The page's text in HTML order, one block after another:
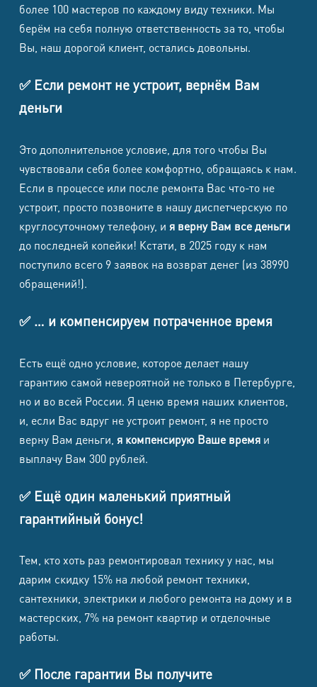
более 100 мастеров по каждому виду техники. Мы
берём на себя полную ответственность за то, чтобы
Вы, наш дорогой клиент, остались довольны.
✅ Если ремонт не устроит, вернём Вам
деньги
Это дополнительное условие, для того чтобы Вы
чувствовали себя более комфортно, обращаясь к нам.
Если в процессе или после ремонта Вас что-то не
устроит, просто позвоните в нашу диспетчерскую по
круглосуточному телефону, и я верну Вам все деньги
до последней копейки! Кстати, в 2025 году к нам
поступило всего 9 заявок на возврат денег (из 38990
обращений!).
✅ … и компенсируем потраченное время
Есть ещё одно условие, которое делает нашу
гарантию самой невероятной не только в Петербурге,
но и во всей России. Я ценю время наших клиентов,
и, если Вас вдруг не устроит ремонт, я не просто
верну Вам деньги, я компенсирую Ваше времяи
выплачу Вам 300 рублей.
✅ Ещё один маленький приятный
гарантийный бонус!
Тем, кто хоть раз ремонтировал технику у нас, мы
дарим скидку 15% на любой ремонт техники,
сантехники, электрики и любого ремонта на дому и в
мастерских, 7% на ремонт квартир и отделочные
работы.
✅ После гарантии Вы получите